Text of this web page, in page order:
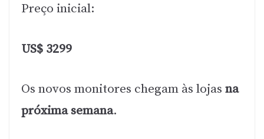
Preço inicial:
US$ 3299
Os novos monitores chegam às lojas na
próxima semana.